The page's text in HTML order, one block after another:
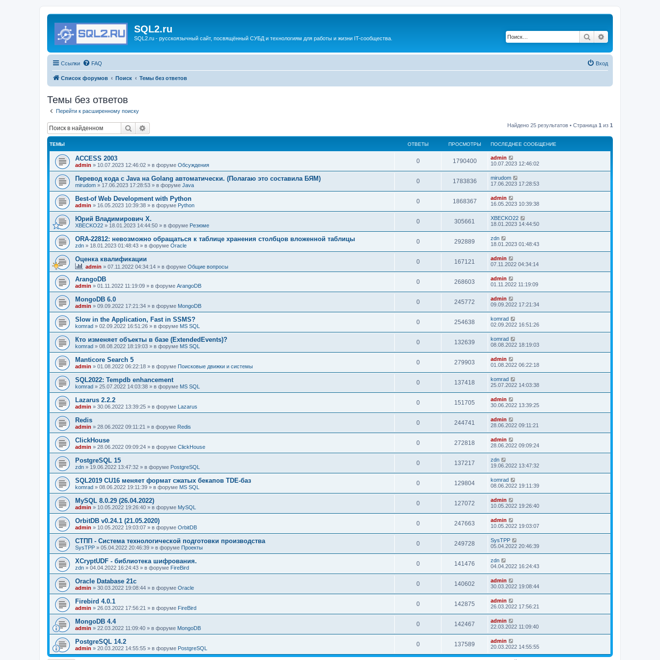
SQL2.ru
SQL2.ru - русскоязычный сайт, посвящённый СУБД и технологиям для работы и жизни IT-сообщества. Поиск
Ссылки FAQ Вход
Список форумов Поиск Темы без ответов
Темы без ответов
Перейти к расширенному поиску
Поиск Найдено 25 результатов • Страница 1 из 1
ТЕМЫ ОТВЕТЫ ПРОСМОТРЫ ПОСЛЕДНЕЕ СООБЩЕНИЕ
ACCESS 2003
admin » 10.07.2023 12:46:02 » в форуме Обсуждения
0 1790400
admin
10.07.2023 12:46:02
Перевод кода с Java на Golang автоматически. (Полагаю это составила БЯМ)
mirudom » 17.06.2023 17:28:53 » в форуме Java
0 1783836
mirudom
17.06.2023 17:28:53
Best-of Web Development with Python
admin » 16.05.2023 10:39:38 » в форуме Python
0 1868367
admin
16.05.2023 10:39:38
Юрий Владимирович Х.
XBECKO22 » 18.01.2023 14:44:50 » в форуме Резюме
0 305661
XBECKO22
18.01.2023 14:44:50
ORA-22812: невозможно обращаться к таблице хранения столбцов вложенной таблицы
zdn » 18.01.2023 01:48:43 » в форуме Oracle
0 292889
zdn
18.01.2023 01:48:43
Оценка квалификации
admin » 07.11.2022 04:34:14 » в форуме Общие вопросы
0 167121
admin
07.11.2022 04:34:14
ArangoDB
admin » 01.11.2022 11:19:09 » в форуме ArangoDB
0 268603
admin
01.11.2022 11:19:09
MongoDB 6.0
admin » 09.09.2022 17:21:34 » в форуме MongoDB
0 245772
admin
09.09.2022 17:21:34
Slow in the Application, Fast in SSMS?
komrad » 02.09.2022 16:51:26 » в форуме MS SQL
0 254638
komrad
02.09.2022 16:51:26
Кто изменяет объекты в базе (ExtendedEvents)?
komrad » 08.08.2022 18:19:03 » в форуме MS SQL
0 132639
komrad
08.08.2022 18:19:03
Manticore Search 5
admin » 01.08.2022 06:22:18 » в форуме Поисковые движки и системы
0 279903
admin
01.08.2022 06:22:18
SQL2022: Tempdb enhancement
komrad » 25.07.2022 14:03:38 » в форуме MS SQL
0 137418
komrad
25.07.2022 14:03:38
Lazarus 2.2.2
admin » 30.06.2022 13:39:25 » в форуме Lazarus
0 151705
admin
30.06.2022 13:39:25
Redis
admin » 28.06.2022 09:11:21 » в форуме Redis
0 244741
admin
28.06.2022 09:11:21
ClickHouse
admin » 28.06.2022 09:09:24 » в форуме ClickHouse
0 272818
admin
28.06.2022 09:09:24
PostgreSQL 15
zdn » 19.06.2022 13:47:32 » в форуме PostgreSQL
0 137217
zdn
19.06.2022 13:47:32
SQL2019 CU16 меняет формат сжатых бекапов TDE-баз
komrad » 08.06.2022 19:11:39 » в форуме MS SQL
0 129804
komrad
08.06.2022 19:11:39
MySQL 8.0.29 (26.04.2022)
admin » 10.05.2022 19:26:40 » в форуме MySQL
0 127072
admin
10.05.2022 19:26:40
OrbitDB v0.24.1 (21.05.2020)
admin » 10.05.2022 19:03:07 » в форуме OrbitDB
0 247663
admin
10.05.2022 19:03:07
СТПП - Система технологической подготовки производства
SysTPP » 05.04.2022 20:46:39 » в форуме Проекты
0 249728
SysTPP
05.04.2022 20:46:39
XCryptUDF - библиотека шифрования.
zdn » 04.04.2022 16:24:43 » в форуме FireBird
0 141476
zdn
04.04.2022 16:24:43
Oracle Database 21c
admin » 30.03.2022 19:08:44 » в форуме Oracle
0 140602
admin
30.03.2022 19:08:44
Firebird 4.0.1
admin » 26.03.2022 17:56:21 » в форуме FireBird
0 142875
admin
26.03.2022 17:56:21
MongoDB 4.4
admin » 22.03.2022 11:09:40 » в форуме MongoDB
0 142467
admin
22.03.2022 11:09:40
PostgreSQL 14.2
admin » 20.03.2022 14:55:55 » в форуме PostgreSQL
0 137589
admin
20.03.2022 14:55:55